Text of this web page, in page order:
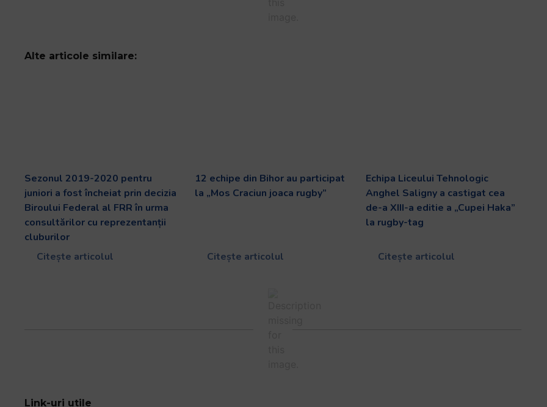
Alte articole similare:
Sezonul 2019-2020 pentru
juniori a fost încheiat prin decizia
Biroului Federal al FRR în urma
consultărilor cu reprezentanții
cluburilor
Citește articolul
12 echipe din Bihor au participat
la „Mos Craciun joaca rugby”
Citește articolul
Echipa Liceului Tehnologic
Anghel Saligny a castigat cea
de-a XIII-a editie a „Cupei Haka”
la rugby-tag
Citește articolul
Link-uri utile